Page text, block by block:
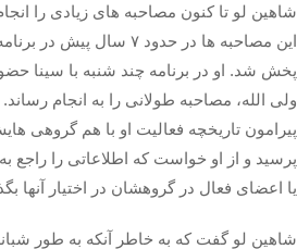
شاهین لو تا کنون مصاحبه های زیادی را
این مصاحبه ها در حدود ۷ سال
پخش شد. او در برنامه چند شنبه با سینا
ولی الله، مصاحبه طولانی را به انجام رساند.
پیرامون تاریخچه فعالیت او با هم گروهی
پرسید و از او خواست که اطلاعاتی را راجع
یا اعضای فعال در گروهشان در اختیار آنها
شاهین لو گفت که به خاطر آنکه به طور